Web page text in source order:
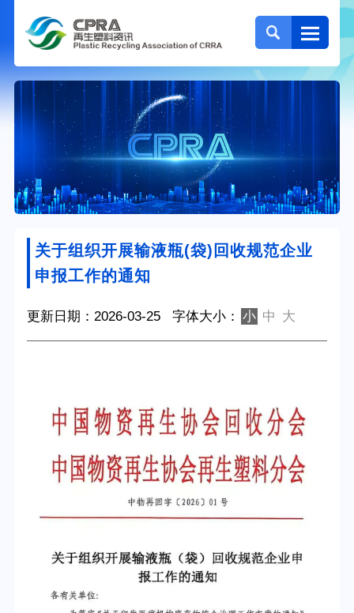
关于组织开展输液瓶(袋)回收规范企业
申报工作的通知
更新日期：2026-03-25 字体大小： 小 中 大